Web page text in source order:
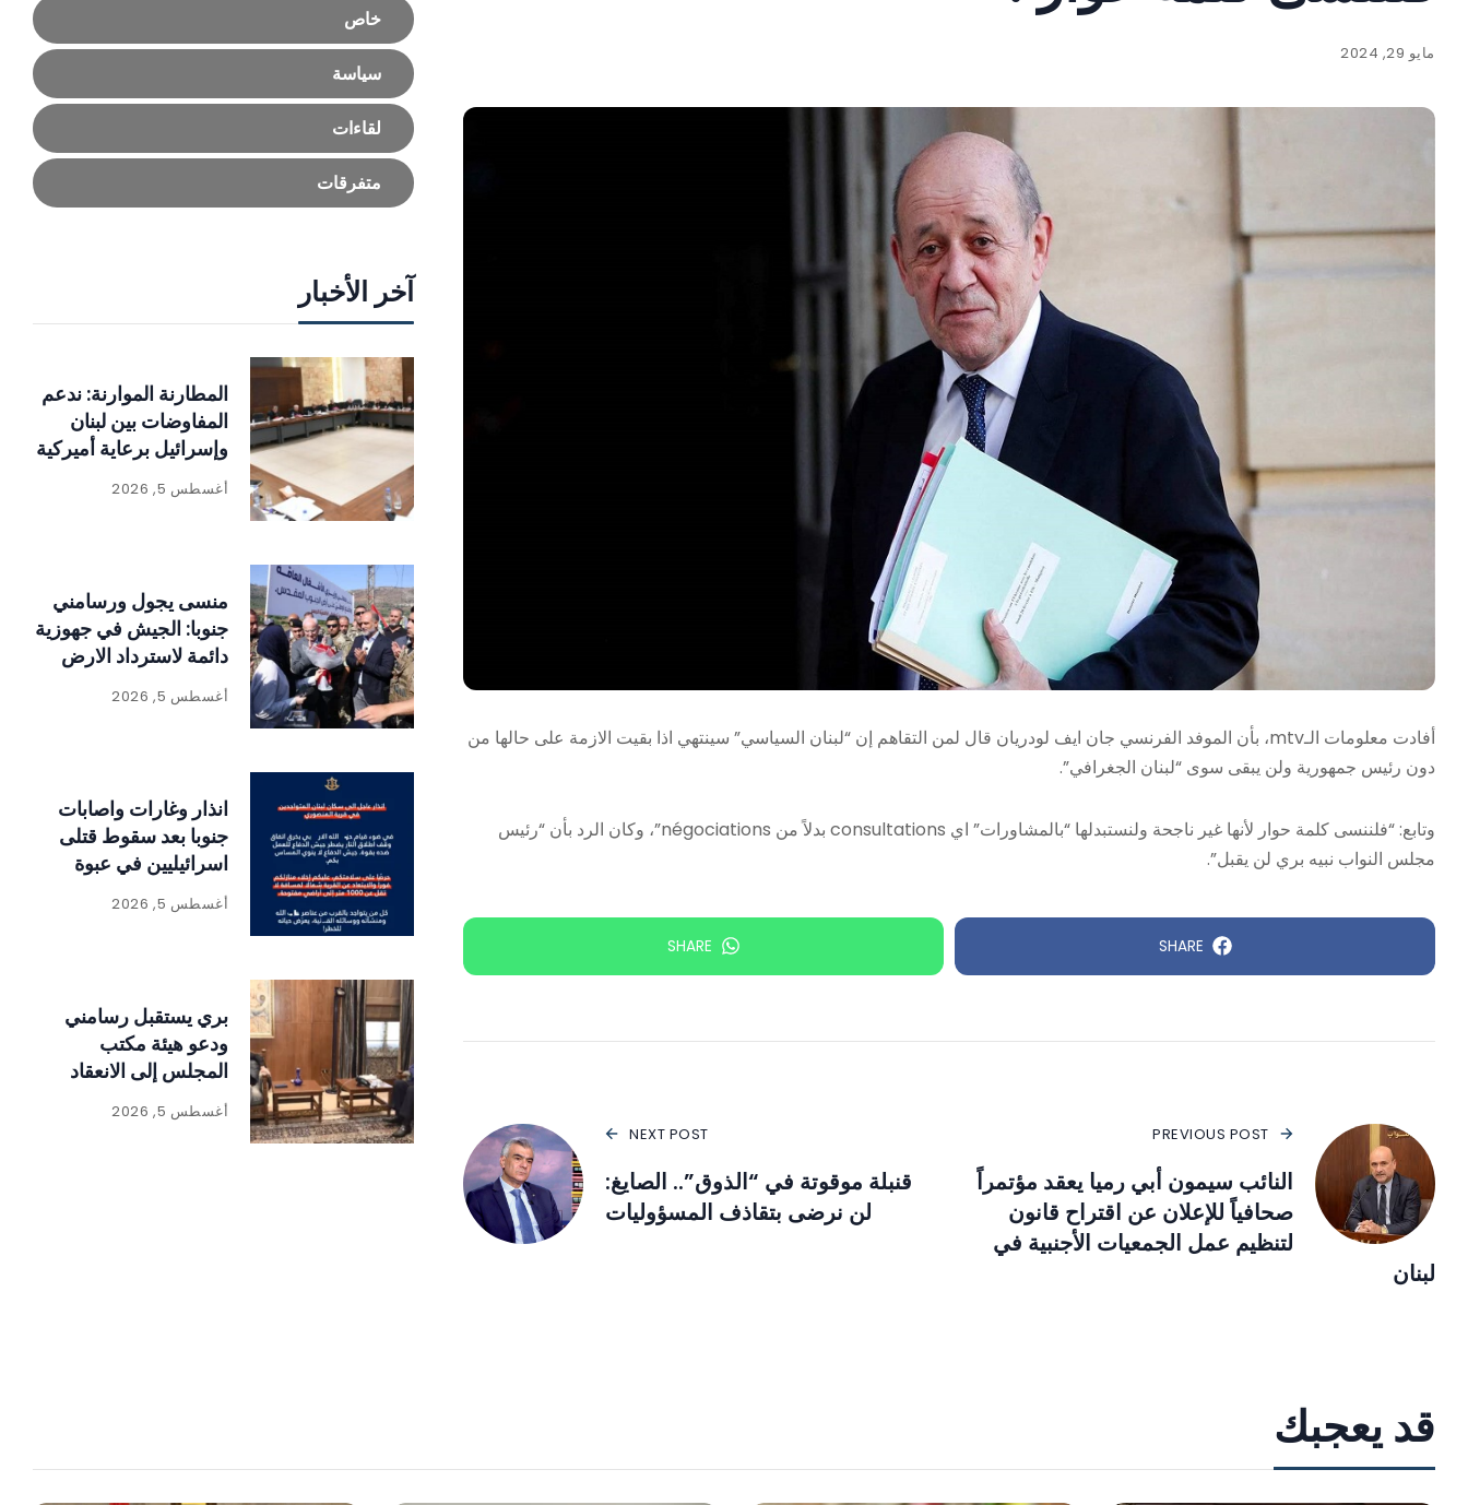
مايو 29, 2024
أفادت معلومات الـmtv، بأن الموفد الفرنسي جان ايف لودريان قال لمن التقاهم إن “لبنان السياسي” سينتهي اذا بقيت الازمة على حالها من
دون رئيس جمهورية ولن يبقى سوى “لبنان الجغرافي”.
وتابع: “فلننسى كلمة حوار لأنها غير ناجحة ولنستبدلها “بالمشاورات” اي consultations بدلاً من négociations”، وكان الرد بأن “رئيس
مجلس النواب نبيه بري لن يقبل”.
SHARE
SHARE
PREVIOUS POST
النائب سيمون أبي رميا يعقد مؤتمراً
صحافياً للإعلان عن اقتراح قانون
لتنظيم عمل الجمعيات الأجنبية في
لبنان
NEXT POST
قنبلة موقوتة في “الذوق”.. الصايغ:
لن نرضى بتقاذف المسؤوليات
خاص
سياسة
لقاءات
متفرقات
آخر الأخبار
المطارنة الموارنة: ندعم
المفاوضات بين لبنان
وإسرائيل برعاية أميركية
أغسطس 5, 2026
منسى يجول ورسامني
جنوبا: الجيش في جهوزية
دائمة لاسترداد الارض
أغسطس 5, 2026
انذار وغارات واصابات
جنوبا بعد سقوط قتلى
اسرائيليين في عبوة
ناسفة
أغسطس 5, 2026
بري يستقبل رسامني
ودعو هيئة مكتب
المجلس إلى الانعقاد
أغسطس 5, 2026
قد يعجبك